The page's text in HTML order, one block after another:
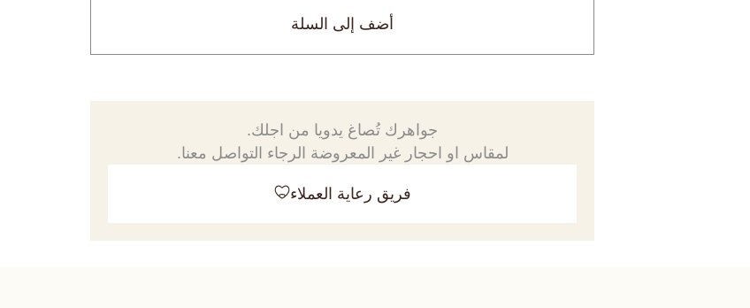
أضف إلى السلة
جواهرك تُصاغ يدويا من اجلك.
لمقاس او احجار غير المعروضة الرجاء التواصل معنا.
فريق رعاية العملاء